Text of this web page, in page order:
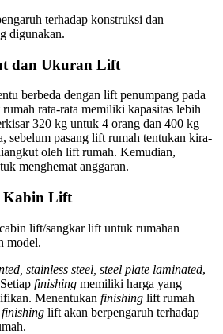
terhadap konstruksi dan
digunakan.
dan Ukuran Lift
berbeda dengan lift penumpang pada
rata-rata memiliki kapasitas lebih
320 kg untuk 4 orang dan 400 kg
sebelum pasang lift rumah tentukan kira-
oleh lift rumah. Kemudian,
menghemat anggaran.
Kabin Lift
cabin lift/sangkar lift untuk rumahan
model.
stainless steel, steel plate laminated,
finishing memiliki harga yang
Menentukan finishing lift rumah
finishing lift akan berpengaruh terhadap